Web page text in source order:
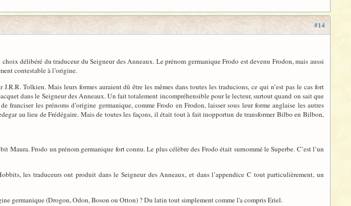
#14
délibéré du traduceur du Seigneur des Anneaux. Le prénom germanique Frodo est devenu Frodon, mais aussi
contestable à l’origine.
Tolkien. Mais leurs formes auraient dû être les mêmes dans toutes les traducions, ce qui n’est pas le cas fort
dans le Seigneur des Anneaux. Un fait totalement incompréhensible pour le lecteur, surtout quand on sait que
les prénoms d’origine germanique, comme Frodo en Frodon, laisser sous leur forme anglaise les autres
au lieu de Frédégaire. Mais de toutes les façons, il était tout à fait inopportun de transformer Bilbo en Bilbon,
Frodo un prénom germanique fort connu. Le plus célèbre des Frodo était surnommé le Superbe. C’est l’un
les traduceurs ont produit dans le Seigneur des Anneaux, et dans l’appendice C tout particulièrement, un
germanique (Drogon, Odon, Boson ou Otton) ? Du latin tout simplement comme l'a compris Eriel.